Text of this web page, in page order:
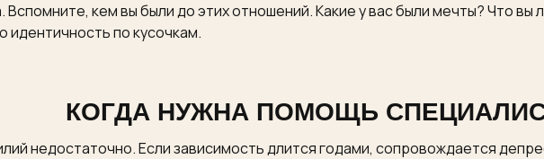
Вспомните, кем вы были до этих отношений. Какие у вас были мечты? Что вы
по кусочкам.
КОГДА НУЖНА ПОМОЩЬ
недостаточно. Если зависимость длится годами, сопровождается